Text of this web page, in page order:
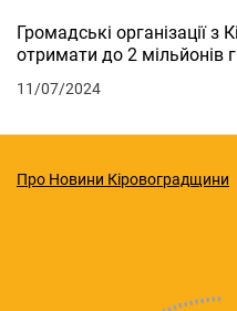
Громадські організації
отримати до 2 мільйонів
11/07/2024
Про Новини Кіровоградщини